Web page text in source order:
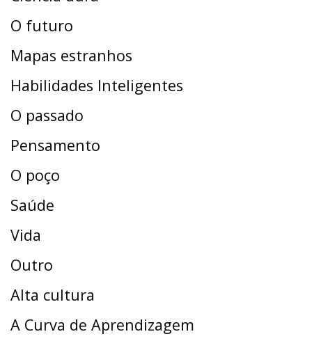
O futuro
Mapas estranhos
Habilidades Inteligentes
O passado
Pensamento
O poço
Saúde
Vida
Outro
Alta cultura
A Curva de Aprendizagem